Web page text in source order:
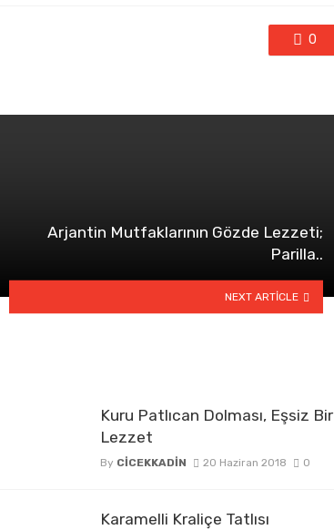
0
Arjantin Mutfaklarının Gözde Lezzeti;
Parilla..
NEXT ARTICLE
Kuru Patlıcan Dolması, Eşsiz Bir
Lezzet
By CICEKKADIN 20 Haziran 2018 0
Karamelli Kraliçe Tatlısı